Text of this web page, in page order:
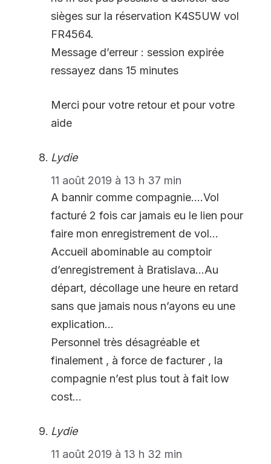
sièges sur la réservation K4S5UW vol
FR4564.
Message d’erreur : session expirée
ressayez dans 15 minutes
Merci pour votre retour et pour votre
aide
Lydie
11 août 2019 à 13 h 37 min
A bannir comme compagnie….Vol
facturé 2 fois car jamais eu le lien pour
faire mon enregistrement de vol…
Accueil abominable au comptoir
d’enregistrement à Bratislava…Au
départ, décollage une heure en retard
sans que jamais nous n’ayons eu une
explication…
Personnel très désagréable et
finalement , à force de facturer , la
compagnie n’est plus tout à fait low
cost…
Lydie
11 août 2019 à 13 h 32 min